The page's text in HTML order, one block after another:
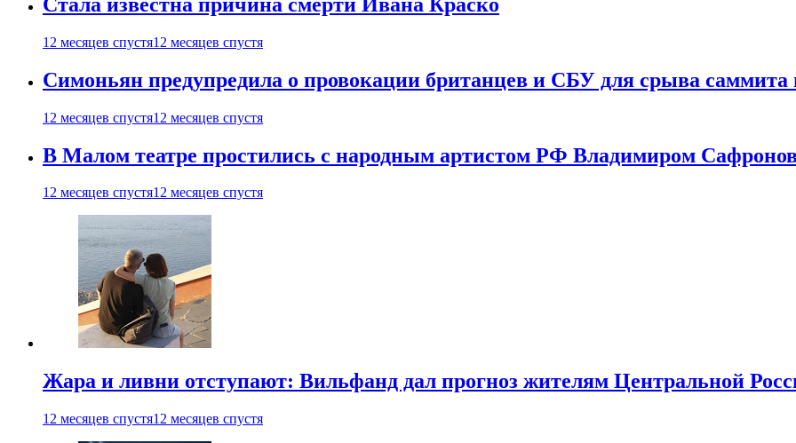
12 месяцев спустя12 месяцев спустя
Симоньян предупредила о провокации британцев и СБУ для срыва саммита
12 месяцев спустя12 месяцев спустя
В Малом театре простились с народным артистом РФ Владимиром
12 месяцев спустя12 месяцев спустя
Жара и ливни отступают: Вильфанд дал прогноз жителям Центральной
12 месяцев спустя12 месяцев спустя